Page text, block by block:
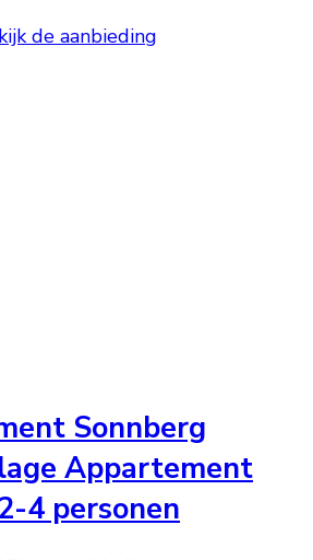
de aanbieding
Sonnberg
Appartement
4 personen